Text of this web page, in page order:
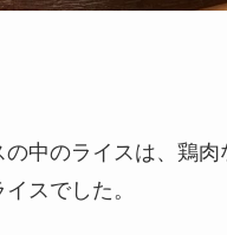
の中のライスは、鶏肉
スでした。